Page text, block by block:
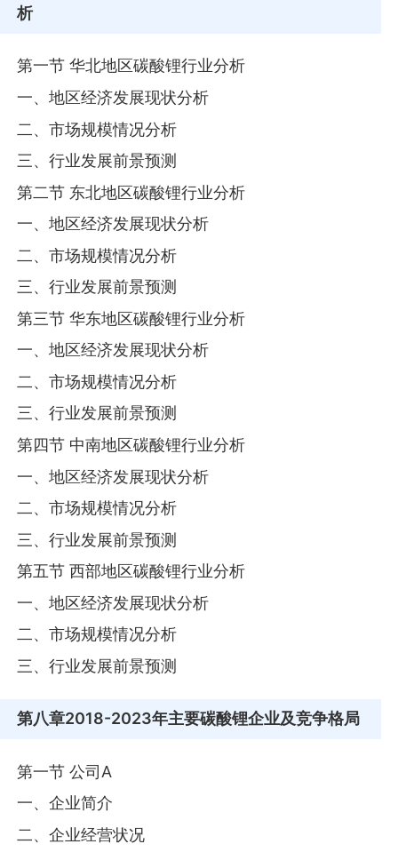
析
第一节 华北地区碳酸锂行业分析
一、地区经济发展现状分析
二、市场规模情况分析
三、行业发展前景预测
第二节 东北地区碳酸锂行业分析
一、地区经济发展现状分析
二、市场规模情况分析
三、行业发展前景预测
第三节 华东地区碳酸锂行业分析
一、地区经济发展现状分析
二、市场规模情况分析
三、行业发展前景预测
第四节 中南地区碳酸锂行业分析
一、地区经济发展现状分析
二、市场规模情况分析
三、行业发展前景预测
第五节 西部地区碳酸锂行业分析
一、地区经济发展现状分析
二、市场规模情况分析
三、行业发展前景预测
第八章2018-2023年主要碳酸锂企业及竞争格局
第一节 公司A
一、企业简介
二、企业经营状况